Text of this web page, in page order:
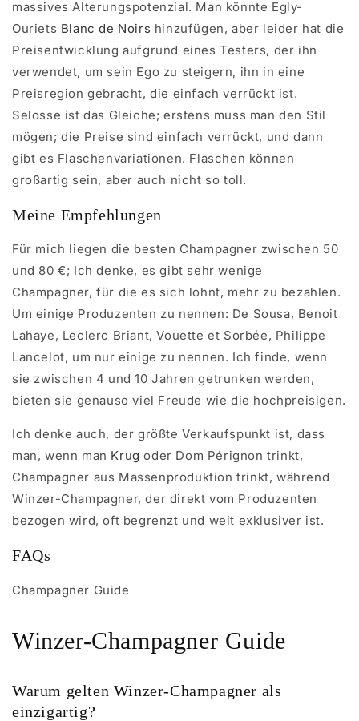
massives Alterungspotenzial. Man könnte Egly-
Ouriets Blanc de Noirs hinzufügen, aber leider hat die
Preisentwicklung aufgrund eines Testers, der ihn
verwendet, um sein Ego zu steigern, ihn in eine
Preisregion gebracht, die einfach verrückt ist.
Selosse ist das Gleiche; erstens muss man den Stil
mögen; die Preise sind einfach verrückt, und dann
gibt es Flaschenvariationen. Flaschen können
großartig sein, aber auch nicht so toll.
Meine Empfehlungen
Für mich liegen die besten Champagner zwischen 50
und 80 €; Ich denke, es gibt sehr wenige
Champagner, für die es sich lohnt, mehr zu bezahlen.
Um einige Produzenten zu nennen: De Sousa, Benoit
Lahaye, Leclerc Briant, Vouette et Sorbée, Philippe
Lancelot, um nur einige zu nennen. Ich finde, wenn
sie zwischen 4 und 10 Jahren getrunken werden,
bieten sie genauso viel Freude wie die hochpreisigen.
Ich denke auch, der größte Verkaufspunkt ist, dass
man, wenn man Krug oder Dom Pérignon trinkt,
Champagner aus Massenproduktion trinkt, während
Winzer-Champagner, der direkt vom Produzenten
bezogen wird, oft begrenzt und weit exklusiver ist.
FAQs
Champagner Guide
Winzer-Champagner Guide
Warum gelten Winzer-Champagner als
einzigartig?